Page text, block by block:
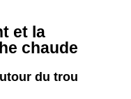
et la
chaude
du trou